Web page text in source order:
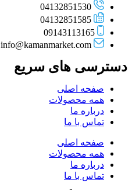
04132851530
04132851585
09143113165
info@kamanmarket.com
دسترسی های سریع
صفحه اصلی
همه محصولات
درباره ما
تماس با ما
صفحه اصلی
همه محصولات
درباره ما
تماس با ما